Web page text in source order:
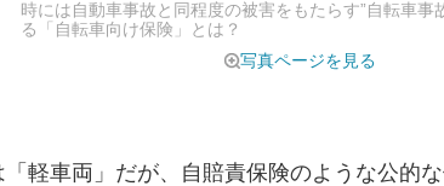
時には自動車事故と同程度の被害をもたらす”自転車事
る「自転車向け保険」とは？
写真ページを見る
軽車両」だが、自賠責保険のような公的